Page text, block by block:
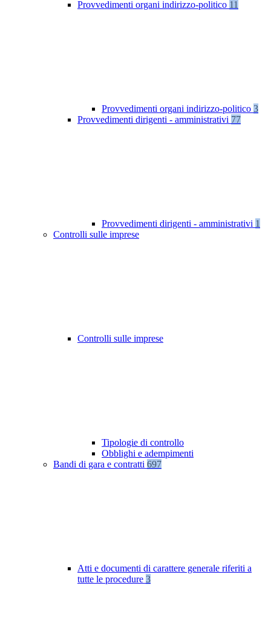
Provvedimenti organi indirizzo-politico 11
Provvedimenti organi indirizzo-politico 3
Provvedimenti dirigenti - amministrativi 77
Provvedimenti dirigenti - amministrativi 1
Controlli sulle imprese
Controlli sulle imprese
Tipologie di controllo
Obblighi e adempimenti
Bandi di gara e contratti 697
Atti e documenti di carattere generale riferiti a
tutte le procedure 3